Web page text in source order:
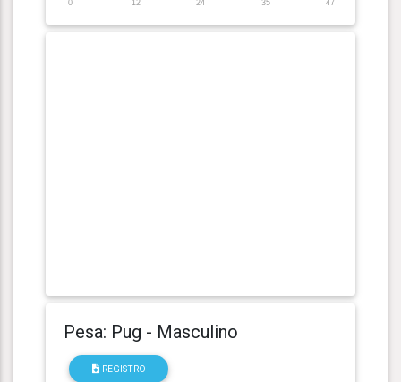
0 12 24 35 47
Pesa: Pug - Masculino
REGISTRO